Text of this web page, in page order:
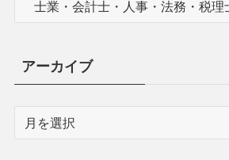
アーカイブ